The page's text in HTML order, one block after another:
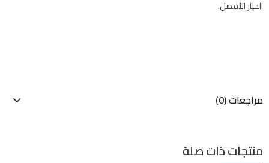
الخيار الأفضل.
مراجعات (0)
منتجات ذات صلة